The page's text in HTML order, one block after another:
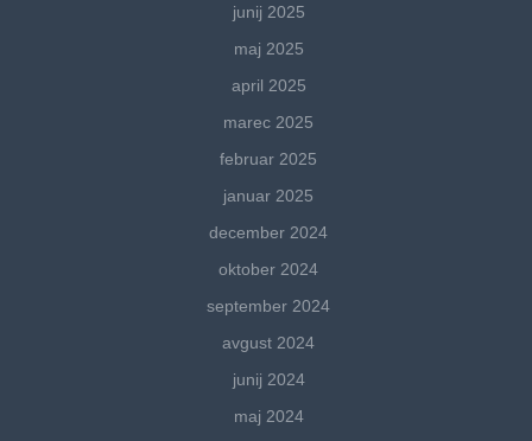
junij 2025
maj 2025
april 2025
marec 2025
februar 2025
januar 2025
december 2024
oktober 2024
september 2024
avgust 2024
junij 2024
maj 2024